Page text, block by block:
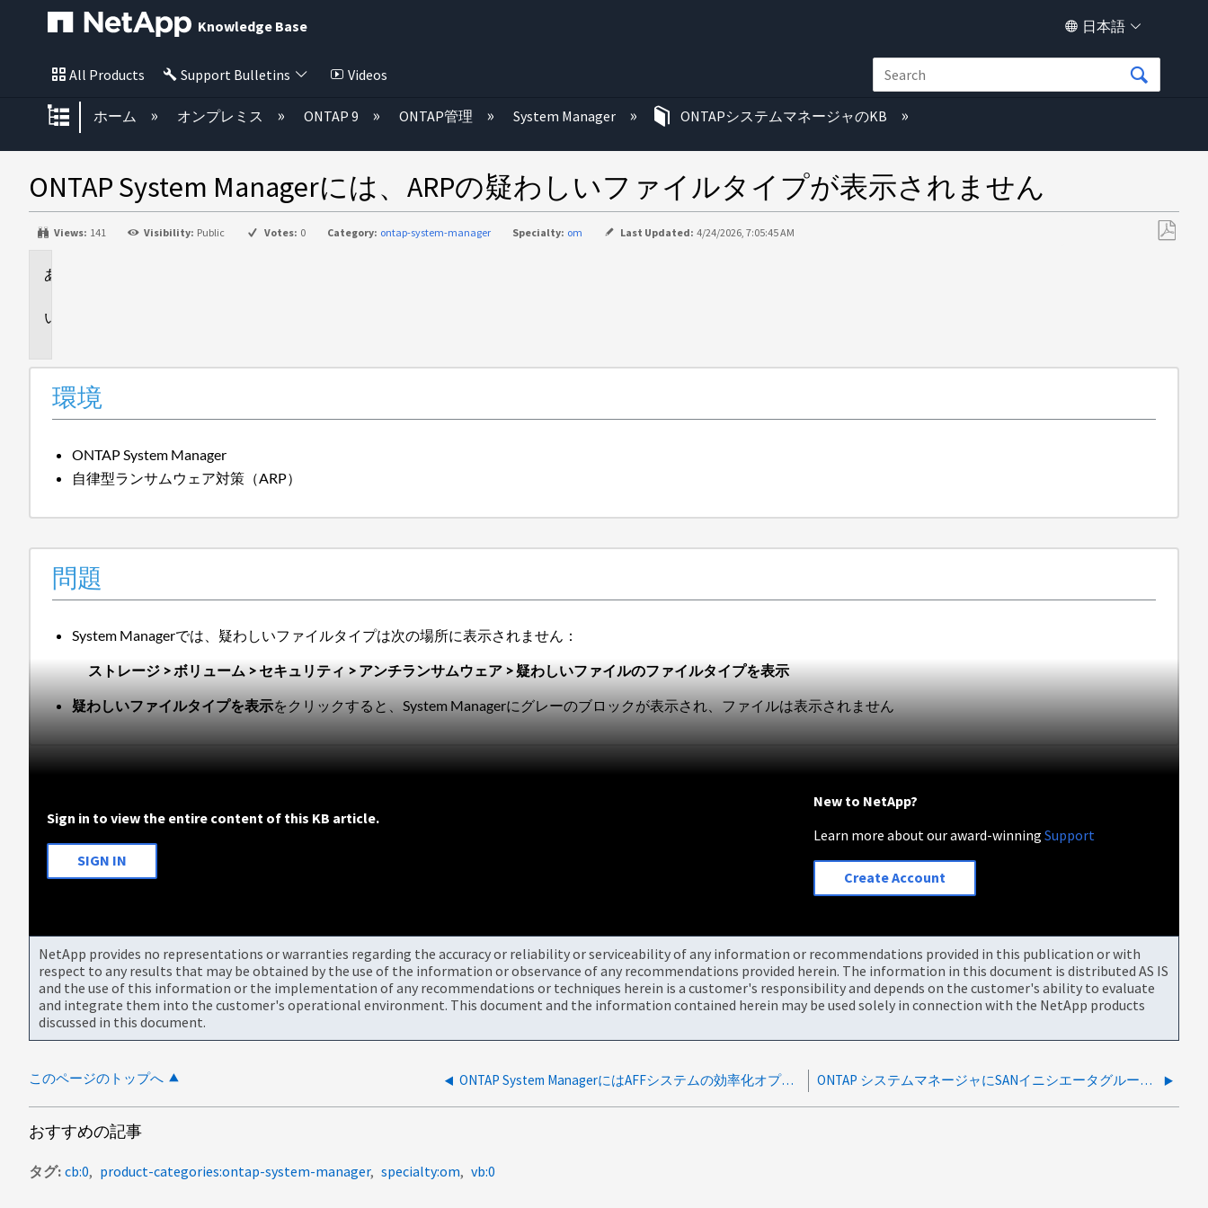
Knowledge Base 日本語
All Products Support Bulletins Videos
グローバル階層を展開/折りたたむ
ホーム オンプレミス ONTAP 9 ONTAP管理 System Manager ONTAPシステムマネージャのKB
ONTAP System Managerには、ARPの疑わしいファイルタイプが表示されません
Views: 141 Visibility: Public Votes: 0 Category: ontap-system-manager Specialty: om Last Updated: 4/24/2026, 7:05:45 AM
環境
ONTAP System Manager
自律型ランサムウェア対策（ARP）
問題
System Managerでは、疑わしいファイルタイプは次の場所に表示されません：
ストレージ > ボリューム > セキュリティ > アンチランサムウェア > 疑わしいファイルのファイルタイプを表示
疑わしいファイルタイプを表示をクリックすると、System Managerにグレーのブロックが表示され、ファイルは表示されません
Sign in to view the entire content of this KB article.
SIGN IN
New to NetApp?
Learn more about our award-winningSupport
Create Account
NetApp provides no representations or warranties regarding the accuracy or reliability or serviceability of any information or recommendations provided in this publication or with
respect to any results that may be obtained by the use of the information or observance of any recommendations provided herein. The information in this document is distributed AS IS
and the use of this information or the implementation of any recommendations or techniques herein is a customer's responsibility and depends on the customer's ability to evaluate
and integrate them into the customer's operational environment. This document and the information contained herein may be used solely in connection with the NetApp products
discussed in this document.
このページのトップへ ONTAP System ManagerにはAFFシステムの効率化オプションがない ONTAP システムマネージャにSANイニシエータグループが表示されない
おすすめの記事
タグ cb:0 product-categories:ontap-system-manager specialty:om vb:0